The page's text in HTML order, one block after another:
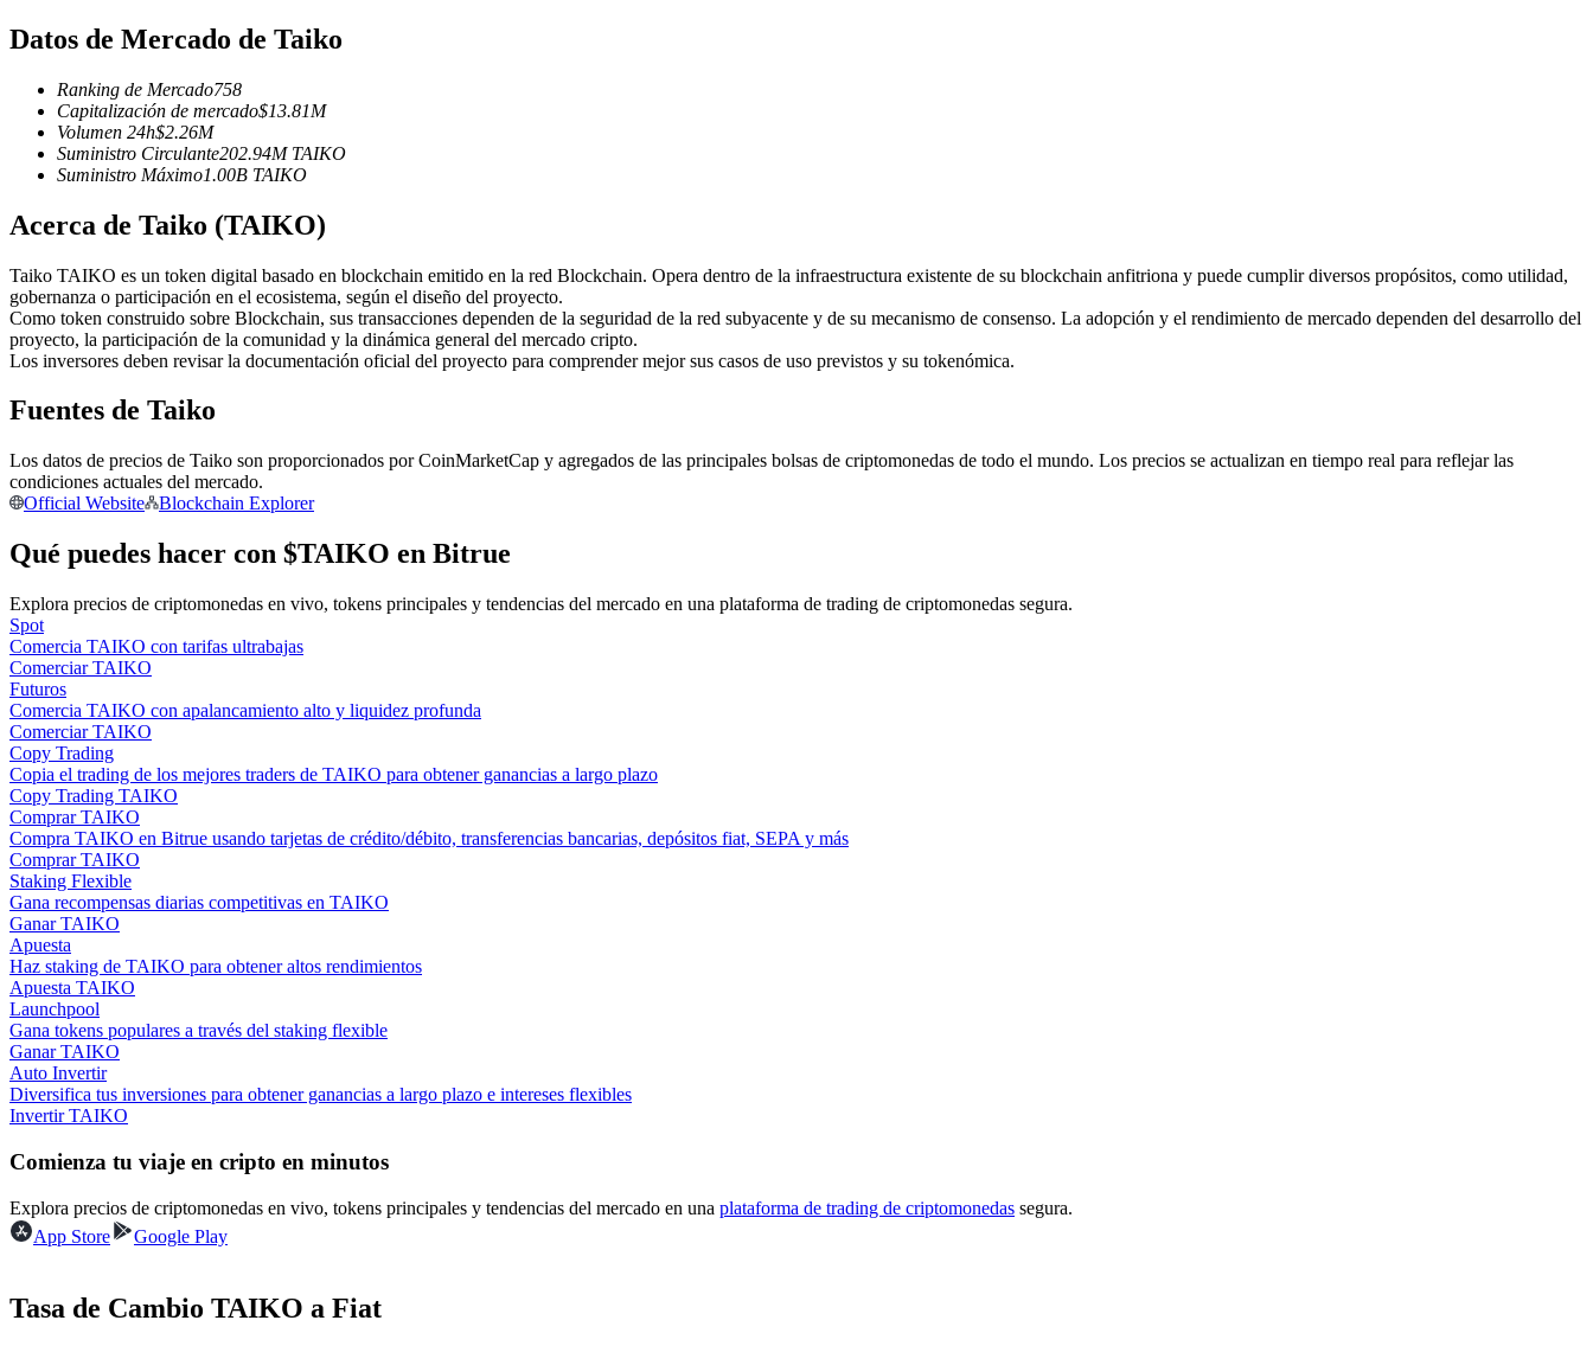
Futuros que utilizan USDC como garantía
Copiar Trading
Conviértete en un Trader de Copia
Disfruta del reparto de beneficios y comisiones de copy trading
Información
Análisis de big data que incluye información comercial, etc.
Datos de Mercado de Taiko
Ranking de Mercado758
Capitalización de mercado$13.81M
Volumen 24h$2.26M
Suministro Circulante202.94M TAIKO
Suministro Máximo1.00B TAIKO
Acerca de Taiko (TAIKO)
Taiko TAIKO es un token digital basado en blockchain emitido en la red Blockchain. Opera dentro de la infraestructura existente de su blockchain anfitriona y puede cumplir diversos propósitos, como utilidad,
gobernanza o participación en el ecosistema, según el diseño del proyecto.
Como token construido sobre Blockchain, sus transacciones dependen de la seguridad de la red subyacente y de su mecanismo de consenso. La adopción y el rendimiento de mercado dependen del desarrollo del
proyecto, la participación de la comunidad y la dinámica general del mercado cripto.
Los inversores deben revisar la documentación oficial del proyecto para comprender mejor sus casos de uso previstos y su tokenómica.
Fuentes de Taiko
Los datos de precios de Taiko son proporcionados por CoinMarketCap y agregados de las principales bolsas de criptomonedas de todo el mundo. Los precios se actualizan en tiempo real para reflejar las
condiciones actuales del mercado.
Official Website
Blockchain Explorer
Qué puedes hacer con $TAIKO en Bitrue
Explora precios de criptomonedas en vivo, tokens principales y tendencias del mercado en una plataforma de trading de criptomonedas segura.
Spot
Comercia TAIKO con tarifas ultrabajas
Comerciar TAIKO
Futuros
Comercia TAIKO con apalancamiento alto y liquidez profunda
Comerciar TAIKO
Copy Trading
Copia el trading de los mejores traders de TAIKO para obtener ganancias a largo plazo
Copy Trading TAIKO
Comprar TAIKO
Compra TAIKO en Bitrue usando tarjetas de crédito/débito, transferencias bancarias, depósitos fiat, SEPA y más
Comprar TAIKO
Staking Flexible
Gana recompensas diarias competitivas en TAIKO
Ganar TAIKO
Apuesta
Haz staking de TAIKO para obtener altos rendimientos
Apuesta TAIKO
Launchpool
Gana tokens populares a través del staking flexible
Ganar TAIKO
Auto Invertir
Diversifica tus inversiones para obtener ganancias a largo plazo e intereses flexibles
Invertir TAIKO
Comienza tu viaje en cripto en minutos
Explora precios de criptomonedas en vivo, tokens principales y tendencias del mercado en una plataforma de trading de criptomonedas segura.
App Store
Google Play
Tasa de Cambio TAIKO a Fiat